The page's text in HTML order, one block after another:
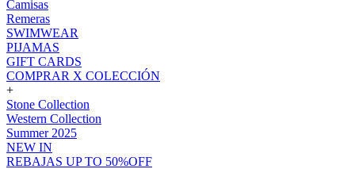
Camisas
Remeras
SWIMWEAR
PIJAMAS
GIFT CARDS
COMPRAR X COLECCIÓN
+
Stone Collection
Western Collection
Summer 2025
NEW IN
REBAJAS UP TO 50%OFF